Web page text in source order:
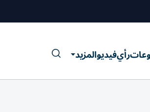
رأيفيديوالمزيد